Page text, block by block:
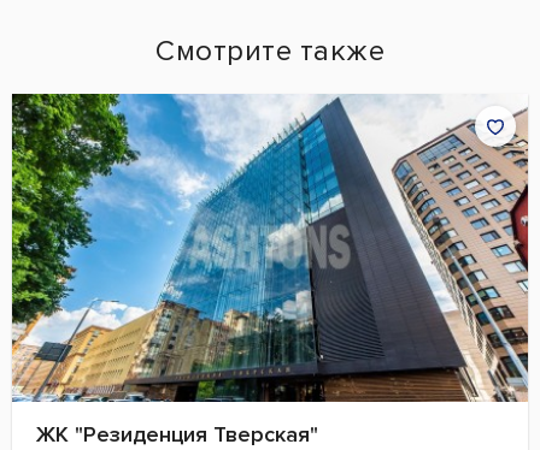
Смотрите также
ЖК "Резиденция Тверская"